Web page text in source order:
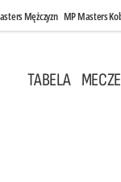
Mężczyzn MP Masters
TABELA MECZE